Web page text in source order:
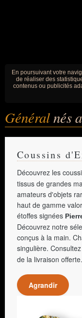
En poursuivant votre
de réaliser des
contenus ou publicités
Généralnés
Coussins
Découvrez les
tissus de grandes
amateurs d'objets
haut de gamme
étoffes signées
Découvrez notre
conçus à la main.
singulière.
de la livraison offerte.
Agrandir